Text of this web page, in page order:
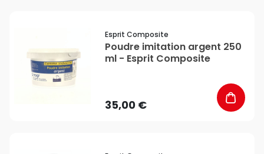
Esprit Composite
Poudre imitation argent 250
ml - Esprit Composite
35,00 €